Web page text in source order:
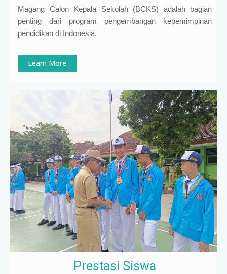
Magang Calon Kepala Sekolah (BCKS) adalah bagian
penting dari program pengembangan kepemimpinan
pendidikan di Indonesia.
Learn More
Prestasi Siswa